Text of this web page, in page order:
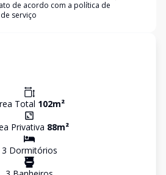
de acordo com a política de
serviço
Total 102m²
Privativa 88m²
3 Dormitórios